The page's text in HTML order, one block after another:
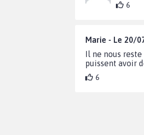
6
Marie - Le 20/
Il ne nous
puissent avoir
6